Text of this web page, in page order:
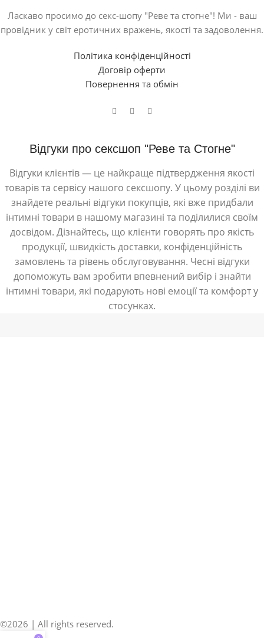
Ласкаво просимо до секс-шопу "Реве та стогне"! Ми - ваш
провідник у світ еротичних вражень, якості та задоволення.
Політика конфіденційності
Договір оферти
Повернення та обмін
Відгуки про сексшоп "Реве та Стогне"
Відгуки клієнтів — це найкраще підтвердження якості
товарів та сервісу нашого сексшопу. У цьому розділі ви
знайдете реальні відгуки покупців, які вже придбали
інтимні товари в нашому магазині та поділилися своїм
досвідом. Дізнайтесь, що клієнти говорять про якість
продукції, швидкість доставки, конфіденційність
замовлень та рівень обслуговування. Чесні відгуки
допоможуть вам зробити впевнений вибір і знайти
інтимні товари, які подарують нові емоції та комфорт у
стосунках.
©2026 | All rights reserved.